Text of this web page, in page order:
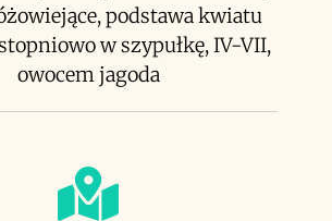
podstawa kwiatu
w szypułkę, IV-VII,
owocem jagoda